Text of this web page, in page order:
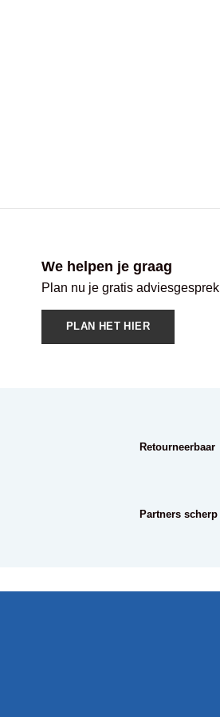
We helpen je graag
Plan nu je gratis
PLAN HET HIER
Retourneerbaar
Partners